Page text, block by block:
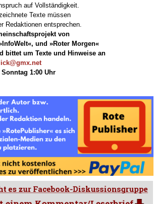
auf Vollständigkeit.
Texte müssen
Redaktionen entsprechen.
von
und »Roter Morgen«
bittet um Texte und Hinweise an
1:00 Uhr